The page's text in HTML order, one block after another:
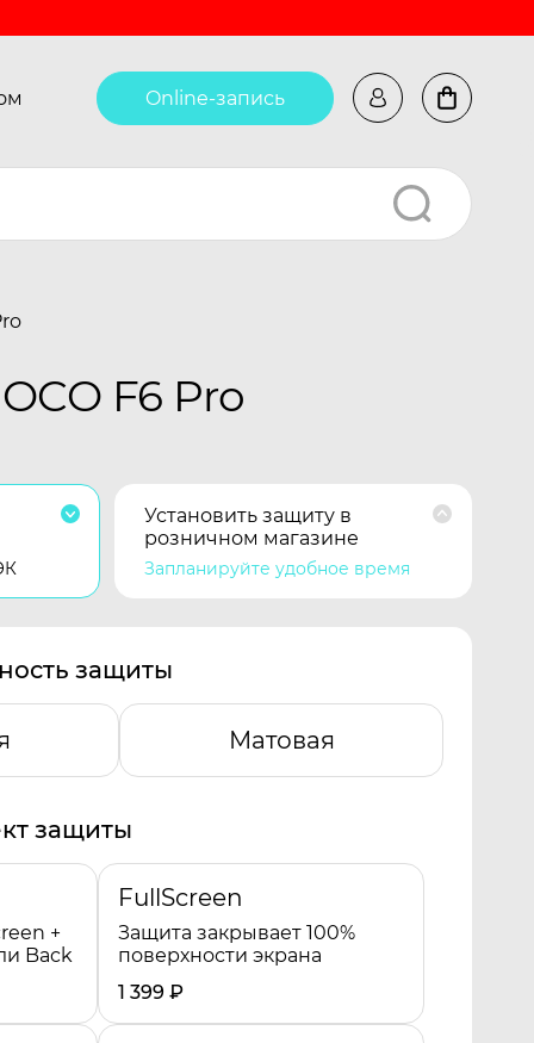
Online-запись
F6 Pro
Установить защиту в
розничном магазине
Запланируйте удобное время
защиты
Матовая
защиты
+
Back
FullScreen
Защита закрывает 100%
поверхности экрана
1 399 ₽